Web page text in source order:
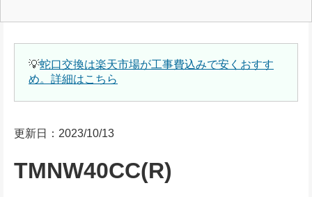
💡蛇口交換は楽天市場が工事費込みで安くおすす
め。詳細はこちら
更新日：2023/10/13
TMNW40CC(R)